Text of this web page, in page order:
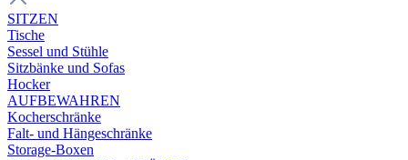
SITZEN
Tische
Sessel und Stühle
Sitzbänke und Sofas
Hocker
AUFBEWAHREN
Kocherschränke
Falt- und Hängeschränke
Storage-Boxen